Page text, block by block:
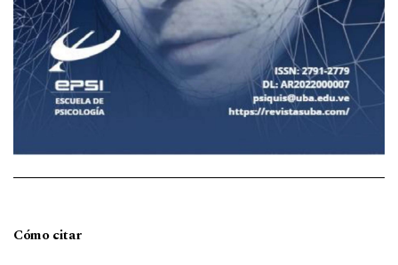
Cómo citar